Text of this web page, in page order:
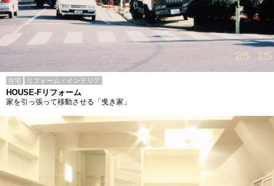
住宅 リフォーム・インテリア
HOUSE-Fリフォーム
家を引っ張って移動させる「曵き家」